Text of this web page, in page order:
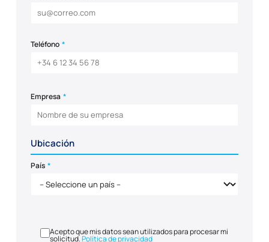
Teléfono *
Empresa *
Ubicación
País *
Acepto que mis datos sean utilizados para procesar mi
solicitud.Política de privacidad